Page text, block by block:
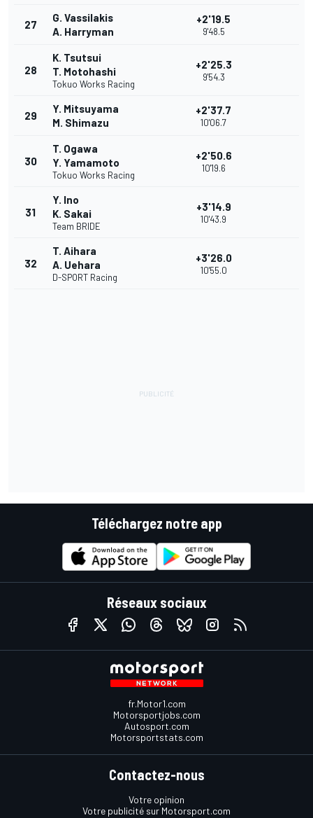
27
G. Vassilakis
A. Harryman
+2'19.5
9'48.5
28
K. Tsutsui
T. Motohashi
Tokuo Works Racing
+2'25.3
9'54.3
29
Y. Mitsuyama
M. Shimazu
+2'37.7
10'06.7
30
T. Ogawa
Y. Yamamoto
Tokuo Works Racing
+2'50.6
10'19.6
31
Y. Ino
K. Sakai
Team BRIDE
+3'14.9
10'43.9
32
T. Aihara
A. Uehara
D-SPORT Racing
+3'26.0
10'55.0
Téléchargez notre app
Réseaux sociaux
fr.Motor1.com
Motorsportjobs.com
Autosport.com
Motorsportstats.com
Contactez-nous
Votre opinion
Votre publicité sur Motorsport.com